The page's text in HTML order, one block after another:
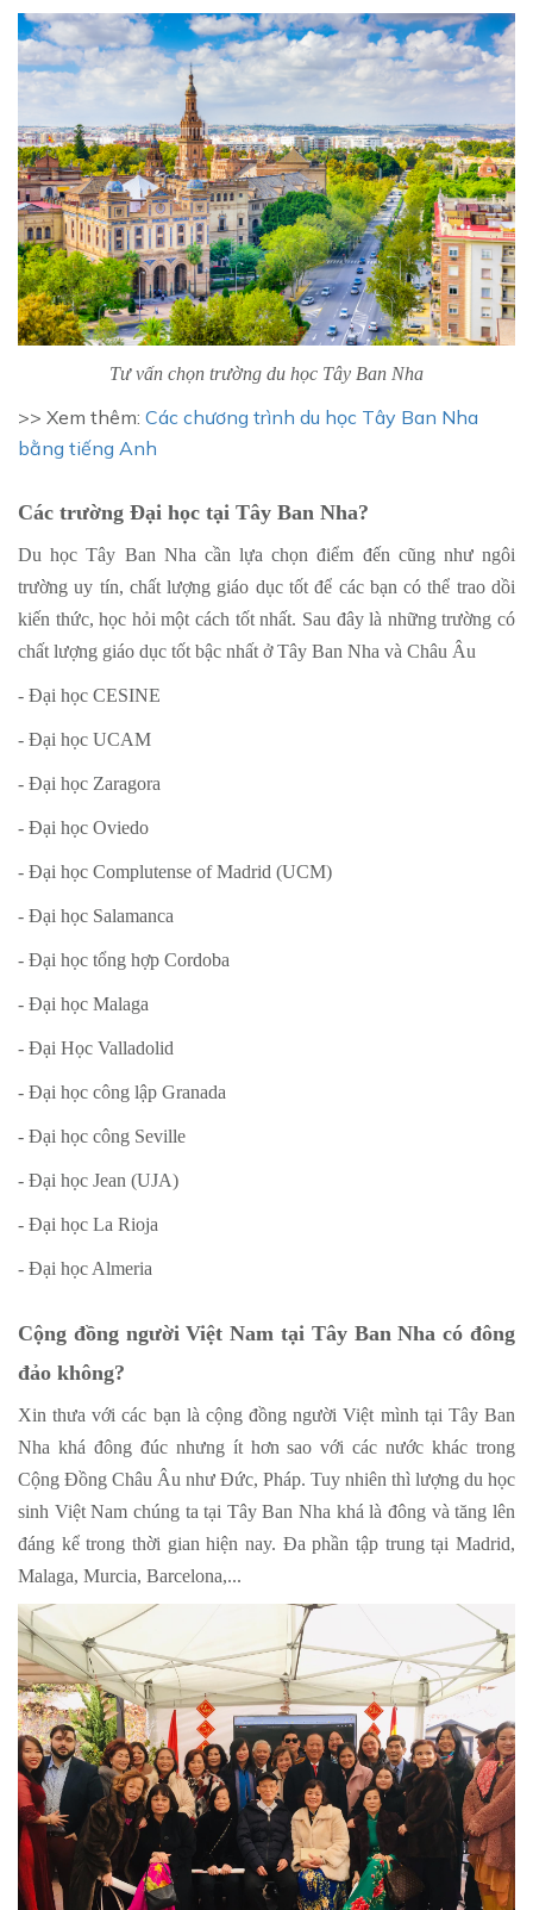
Tư vấn chọn trường du học Tây Ban Nha
>> Xem thêm: Các chương trình du học Tây Ban Nha
bằng tiếng Anh
Các trường Đại học tại Tây Ban Nha?
Du học Tây Ban Nha cần lựa chọn điểm đến cũng như ngôi
trường uy tín, chất lượng giáo dục tốt để các bạn có thể trao dồi
kiến thức, học hỏi một cách tốt nhất. Sau đây là những trường có
chất lượng giáo dục tốt bậc nhất ở Tây Ban Nha và Châu Âu
- Đại học CESINE
- Đại học UCAM
- Đại học Zaragora
- Đại học Oviedo
- Đại học Complutense of Madrid (UCM)
- Đại học Salamanca
- Đại học tổng hợp Cordoba
- Đại học Malaga
- Đại Học Valladolid
- Đại học công lập Granada
- Đại học công Seville
- Đại học Jean (UJA)
- Đại học La Rioja
- Đại học Almeria
Cộng đồng người Việt Nam tại Tây Ban Nha có đông
đảo không?
Xin thưa với các bạn là cộng đồng người Việt mình tại Tây Ban
Nha khá đông đúc nhưng ít hơn sao với các nước khác trong
Cộng Đồng Châu Âu như Đức, Pháp. Tuy nhiên thì lượng du học
sinh Việt Nam chúng ta tại Tây Ban Nha khá là đông và tăng lên
đáng kể trong thời gian hiện nay. Đa phần tập trung tại Madrid,
Malaga, Murcia, Barcelona,...